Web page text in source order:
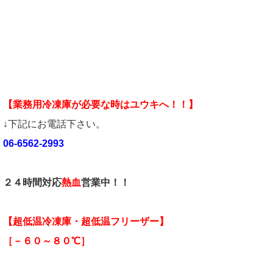
【業務用冷凍庫が必要な時はユウキへ！！】
↓下記にお電話下さい。
06-6562-2993
２４時間対応熱血営業中！！
【超低温冷凍庫・超低温フリーザー】
［－６０～８０℃］